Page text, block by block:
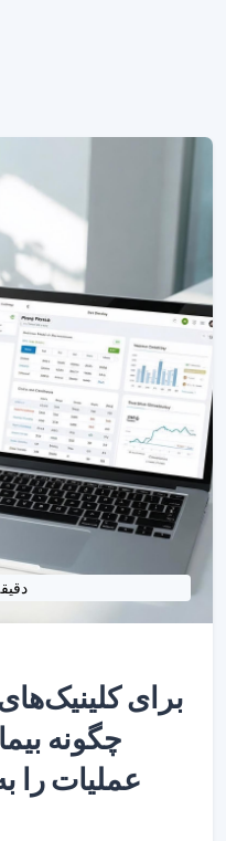
7
چگونه
عملیات را